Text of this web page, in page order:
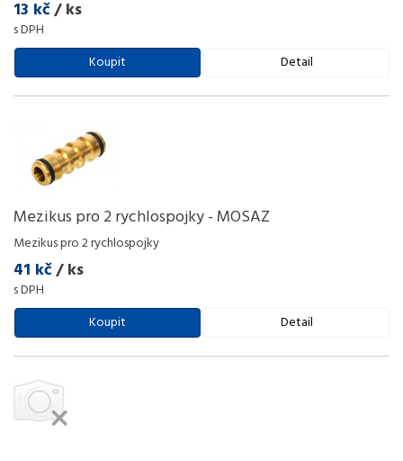
13 kč/ ks
s DPH
Koupit
Detail
Mezikus pro 2 rychlospojky - MOSAZ
Mezikus pro 2 rychlospojky
41 kč/ ks
s DPH
Koupit
Detail